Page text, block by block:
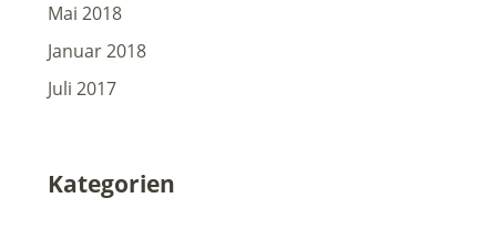
Mai 2018
Januar 2018
Juli 2017
Kategorien